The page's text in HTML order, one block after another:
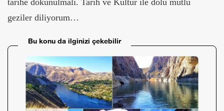
geziler diliyorum…
Bu konu da ilginizi çekebilir